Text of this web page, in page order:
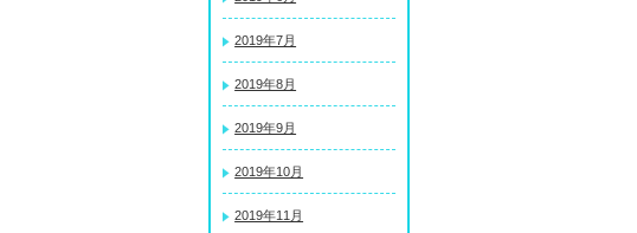
2019年7月
2019年8月
2019年9月
2019年10月
2019年11月